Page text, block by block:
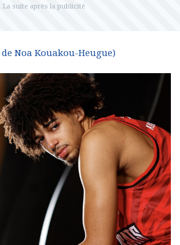
Noa Kouakou-Heugue)